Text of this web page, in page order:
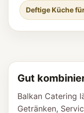
Deftige Küche
Gut
Balkan Catering
Getränken,